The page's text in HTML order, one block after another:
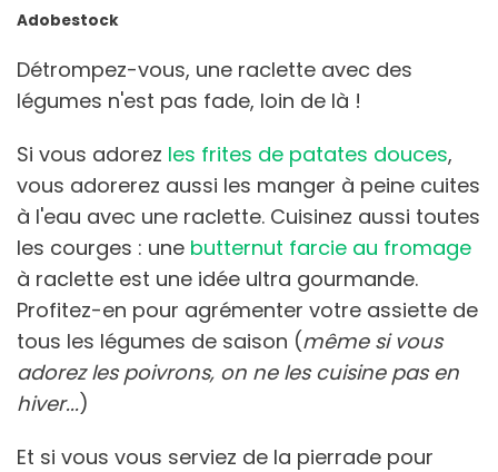
Adobestock
Détrompez-vous, une raclette avec des
légumes n'est pas fade, loin de là !
Si vous adorez les frites de patates douces,
vous adorerez aussi les manger à peine cuites
à l'eau avec une raclette. Cuisinez aussi toutes
les courges : une butternut farcie au fromage
à raclette est une idée ultra gourmande.
Profitez-en pour agrémenter votre assiette de
tous les légumes de saison (même si vous
adorez les poivrons, on ne les cuisine pas en
hiver...)
Et si vous vous serviez de la pierrade pour